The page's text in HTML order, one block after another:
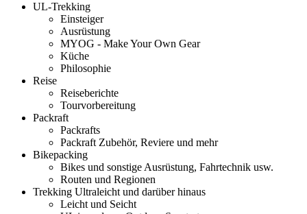
UL-Trekking
Einsteiger
Ausrüstung
MYOG - Make Your Own Gear
Küche
Philosophie
Reise
Reiseberichte
Tourvorbereitung
Packraft
Packrafts
Packraft Zubehör, Reviere und mehr
Bikepacking
Bikes und sonstige Ausrüstung, Fahrtechnik usw.
Routen und Regionen
Trekking Ultraleicht und darüber hinaus
Leicht und Seicht